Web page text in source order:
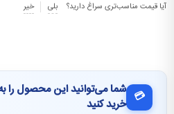
آیا قیمت مناسب‌تری سراغ دارید؟ بلی خیر
💳 شما می‌توانید این محصول را
خرید کنید